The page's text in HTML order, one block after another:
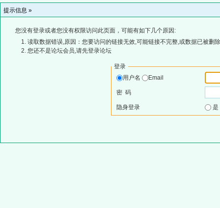
提示信息 »
您没有登录或者您没有权限访问此页面，可能有如下几个原因:
读取数据错误,原因：您要访问的链接无效,可能链接不完整,或数据已被删
您还不是论坛会员,请先登录论坛
登录
用户名
Email
密 码
隐身登录